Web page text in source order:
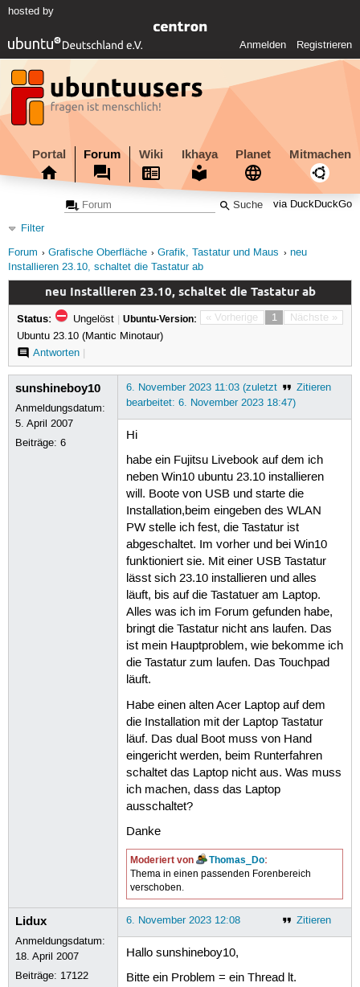
hosted by
Anmelden Registrieren
Portal Forum Wiki Ikhaya Planet Mitmachen
via DuckDuckGo
Filter
Forum
Grafische Oberfläche Grafik, Tastatur und Maus
neu
Installieren 23.10, schaltet die Tastatur ab
neu Installieren 23.10, schaltet die Tastatur ab
« Vorherige 1 Nächste »
Status: Ungelöst | Ubuntu-Version:
Ubuntu 23.10 (Mantic Minotaur)
Antworten|
sunshineboy10
Anmeldungsdatum:
5. April 2007
Beiträge:6
Zitieren
6. November 2023 11:03 (zuletzt
bearbeitet: 6. November 2023 18:47)
Hi
habe ein Fujitsu Livebook auf dem ich
neben Win10 ubuntu 23.10 installieren
will. Boote von USB und starte die
Installation,beim eingeben des WLAN
PW stelle ich fest, die Tastatur ist
abgeschaltet. Im vorher und bei Win10
funktioniert sie. Mit einer USB Tastatur
lässt sich 23.10 installieren und alles
läuft, bis auf die Tastatuer am Laptop.
Alles was ich im Forum gefunden habe,
bringt die Tastatur nicht ans laufen. Das
ist mein Hauptproblem, wie bekomme ich
die Tastatur zum laufen. Das Touchpad
läuft.
Habe einen alten Acer Laptop auf dem
die Installation mit der Laptop Tastatur
läuf. Das dual Boot muss von Hand
eingericht werden, beim Runterfahren
schaltet das Laptop nicht aus. Was muss
ich machen, dass das Laptop
ausschaltet?
Danke
Moderiert von Thomas_Do:
Thema in einen passenden Forenbereich
verschoben.
Lidux
Anmeldungsdatum:
18. April 2007
Beiträge: 17122
Zitieren
6. November 2023 12:08
Hallo sunshineboy10,
Bitte ein Problem = ein Thread lt.